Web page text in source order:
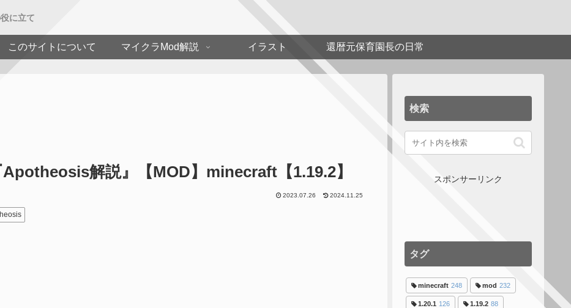
に立て
このサイトについて マイクラMod解説 イラスト 還暦元保育園長の日常
解説』【MOD】minecraft【1.19.2】
2023.07.26 2024.11.25
検索
スポンサーリンク
タグ
minecraft 248 mod 232
1.20.1 126 1.19.2 88